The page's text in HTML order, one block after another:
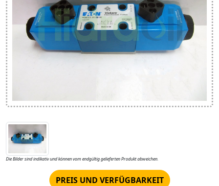
Die Bilder sind indikativ und können vom endgültig gelieferten Produkt abweichen.
PREIS UND VERFÜGBARKEIT